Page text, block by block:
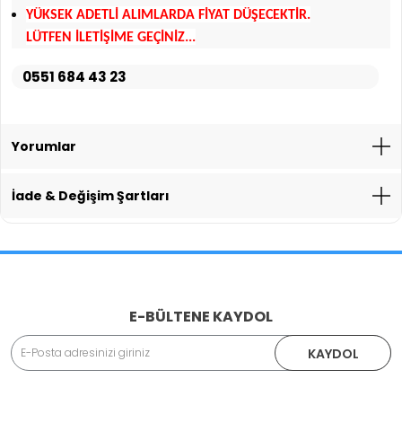
YÜKSEK ADETLİ ALIMLARDA FİYAT DÜŞECEKTİR.
LÜTFEN İLETİŞİME GEÇİNİZ...
0551 684 43 23
Yorumlar
Adınız Soyadınız
İade & Değişim Şartları
İade veya Değişim İşlemini Nasıl Yapabilirim?
DEĞİŞİM
E-BÜLTENE KAYDOL
KAYDOL